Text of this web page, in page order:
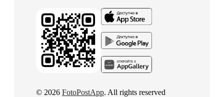
© 2026 FotoPostApp. All rights reserved